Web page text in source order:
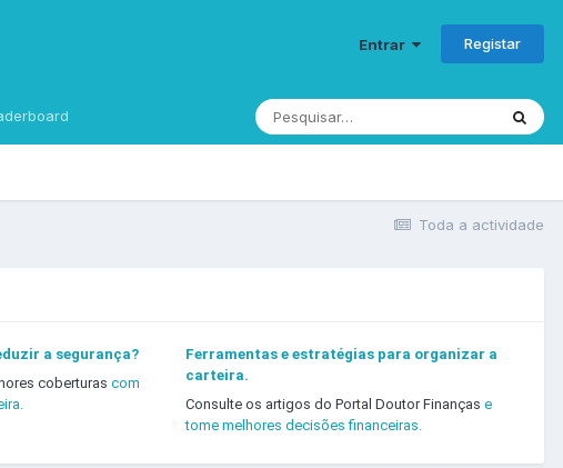
Entrar Registar
Toda a actividade
a segurança?
coberturascom
Ferramentas e estratégias para organizar a
carteira.
Consulte os artigos do Portal Doutor Finanças e
tome melhores decisões financeiras.